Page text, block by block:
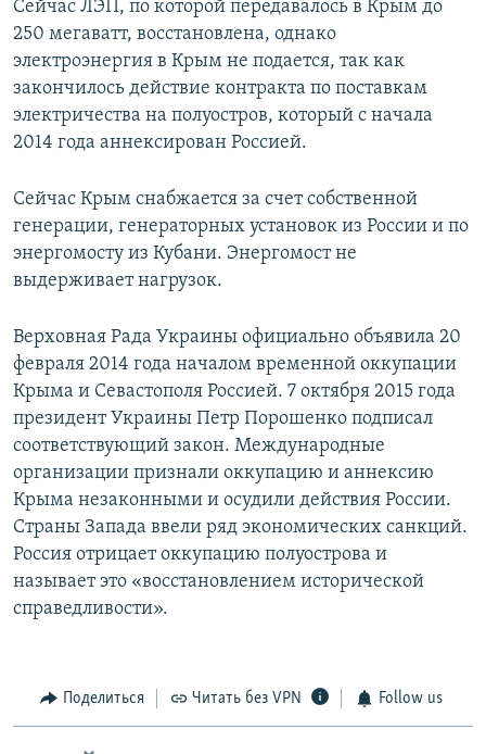
Сейчас ЛЭП, по которой передавалось в Крым до
250 мегаватт, восстановлена, однако
электроэнергия в Крым не подается, так как
закончилось действие контракта по поставкам
электричества на полуостров, который с начала
2014 года аннексирован Россией.
Сейчас Крым снабжается за счет собственной
генерации, генераторных установок из России и по
энергомосту из Кубани. Энергомост не
выдерживает нагрузок.
Верховная Рада Украины официально объявила 20
февраля 2014 года началом временной оккупации
Крыма и Севастополя Россией. 7 октября 2015 года
президент Украины Петр Порошенко подписал
соответствующий закон. Международные
организации признали оккупацию и аннексию
Крыма незаконными и осудили действия России.
Страны Запада ввели ряд экономических санкций.
Россия отрицает оккупацию полуострова и
называет это «восстановлением исторической
справедливости».
Поделиться Читать без VPN Follow us